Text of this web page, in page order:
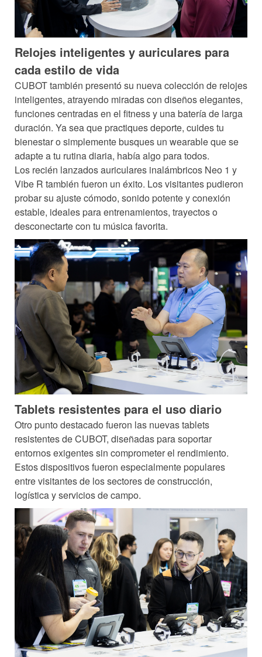
Relojes inteligentes y auriculares para
cada estilo de vida
CUBOT también presentó su nueva colección de relojes
inteligentes, atrayendo miradas con diseños elegantes,
funciones centradas en el fitness y una batería de larga
duración. Ya sea que practiques deporte, cuides tu
bienestar o simplemente busques un wearable que se
adapte a tu rutina diaria, había algo para todos.
Los recién lanzados auriculares inalámbricos Neo 1 y
Vibe R también fueron un éxito. Los visitantes pudieron
probar su ajuste cómodo, sonido potente y conexión
estable, ideales para entrenamientos, trayectos o
desconectarte con tu música favorita.
Tablets resistentes para el uso diario
Otro punto destacado fueron las nuevas tablets
resistentes de CUBOT, diseñadas para soportar
entornos exigentes sin comprometer el rendimiento.
Estos dispositivos fueron especialmente populares
entre visitantes de los sectores de construcción,
logística y servicios de campo.